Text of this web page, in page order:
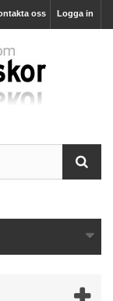
Logga in
oss